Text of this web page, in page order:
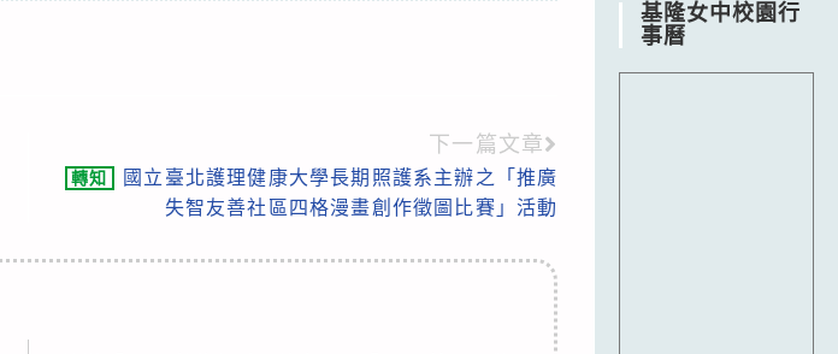
下一篇文章
轉知
國立臺北護理健康大學長期照護系主辦之「推廣
失智友善社區四格漫畫創作徵圖比賽」活動
基隆女中校園行
事曆